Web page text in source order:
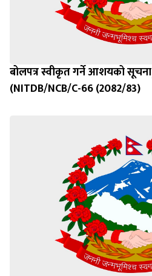
बोलपत्र स्वीकृत गर्ने आशयको
(NITDB/NCB/C-66 (2082/83)